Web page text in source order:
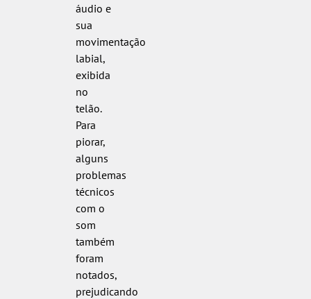
áudio e
sua
movimentação
labial,
exibida
no
telão.
Para
piorar,
alguns
problemas
técnicos
com o
som
também
foram
notados,
prejudicando